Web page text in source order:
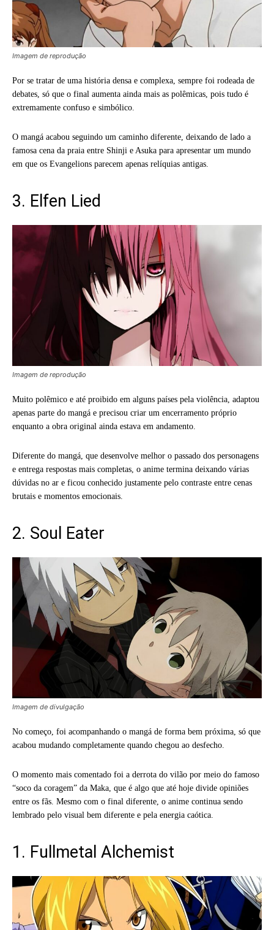
Imagem de reprodução
Por se tratar de uma história densa e complexa, sempre foi rodeada de
debates, só que o final aumenta ainda mais as polêmicas, pois tudo é
extremamente confuso e simbólico.
O mangá acabou seguindo um caminho diferente, deixando de lado a
famosa cena da praia entre Shinji e Asuka para apresentar um mundo
em que os Evangelions parecem apenas relíquias antigas.
3. Elfen Lied
Imagem de reprodução
Muito polêmico e até proibido em alguns países pela violência, adaptou
apenas parte do mangá e precisou criar um encerramento próprio
enquanto a obra original ainda estava em andamento.
Diferente do mangá, que desenvolve melhor o passado dos personagens
e entrega respostas mais completas, o anime termina deixando várias
dúvidas no ar e ficou conhecido justamente pelo contraste entre cenas
brutais e momentos emocionais.
2. Soul Eater
Imagem de divulgação
No começo, foi acompanhando o mangá de forma bem próxima, só que
acabou mudando completamente quando chegou ao desfecho.
O momento mais comentado foi a derrota do vilão por meio do famoso
“soco da coragem” da Maka, que é algo que até hoje divide opiniões
entre os fãs. Mesmo com o final diferente, o anime continua sendo
lembrado pelo visual bem diferente e pela energia caótica.
1. Fullmetal Alchemist